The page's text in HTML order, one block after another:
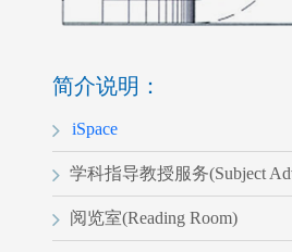
简介说明：
iSpace
学科指导教授服务(Subject
阅览室(Reading Room)